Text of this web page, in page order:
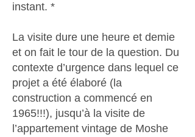
instant. *
La visite dure une heure et demie
et on fait le tour de la question. Du
contexte d’urgence dans lequel ce
projet a été élaboré (la
construction a commencé en
1965!!!), jusqu’à la visite de
l’appartement vintage de Moshe